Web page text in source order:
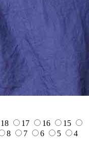
25 24
4
18 17 16
15
8 7 6 5
4